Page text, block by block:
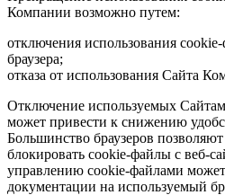
Компании возможно путем:
отключения использования
браузера;
отказа от использования Сайта
Отключение используемых
может привести к снижению
Большинство браузеров
блокировать cookie-файлы c веб-
управлению cookie-файлами
документации на используемый